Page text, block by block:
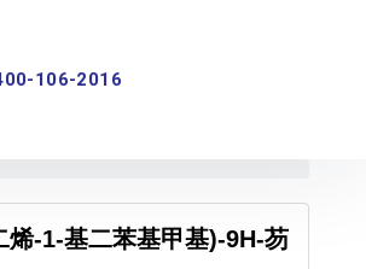
106-2016
-1-基二苯基甲基)-9H-芴